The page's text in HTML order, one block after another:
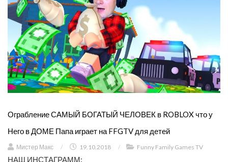
Ограбление САМЫЙ БОГАТЫЙ ЧЕЛОВЕК в ROBLOX что у
Него в ДОМЕ Папа играет на FFGTV для детей
Мистер Макс / 19.10.2018 / Funny Family Games TV
НАШ ИНСТАГРАММ: